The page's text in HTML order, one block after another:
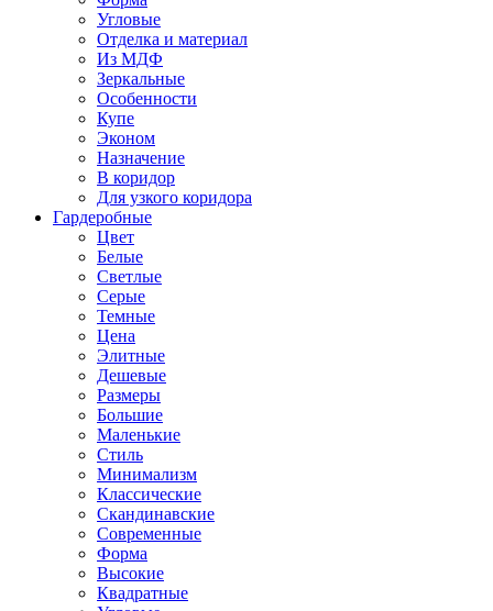
Угловые
Отделка и материал
Из МДФ
Зеркальные
Особенности
Купе
Эконом
Назначение
В коридор
Для узкого коридора
Гардеробные
Цвет
Белые
Светлые
Серые
Темные
Цена
Элитные
Дешевые
Размеры
Большие
Маленькие
Стиль
Минимализм
Классические
Скандинавские
Современные
Форма
Высокие
Квадратные